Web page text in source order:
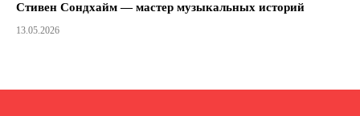
Стивен Сондхайм — мастер музыкальных историй
13.05.2026